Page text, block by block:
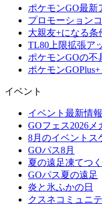
ポケモンGO最新
プロモーション
大親友+になる
TL80上限拡張ア
ポケモンGOの不
ポケモン
イベント
イベント最新情報
GOフェス2026メ
8月のイベントス
GOパス8月
夏の遠足凍てつ
GOパス夏の遠足
炎と氷ふかの日
クスネコミュニ